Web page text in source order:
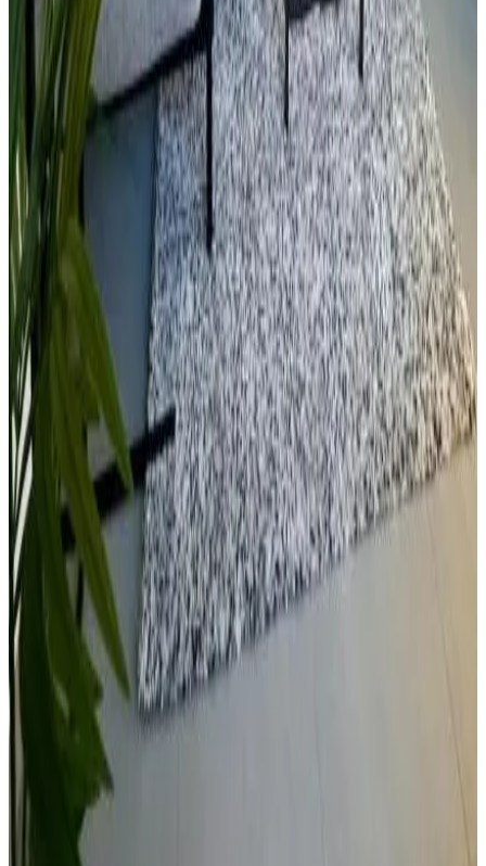
Parking
Parking
Aparcamiento (gratuito)
Parking en el alojamiento
Parking privado
Varios
Está prohibido fumar en todo el recinto
Aire acondicionado
Korean
Características
Aparcamiento (gratuito)
Está prohibido fumar en todo el recinto
Wifi (gratuito)
Más características
Condiciones
Hora de llegada
15:00 - 18:00
Hora de salida
08:00 - 12:00
Método de pago en el alojamiento
Efectivo
Paga tu reserva
Pago en el alojamiento
Animales de compañía
No se permiten animales de compañía
Restricciones de edad
La edad mínima para hacer el check-in es de 18 años
Niños y camas supletorias
Niños de todas las edades son bienvenidos.
Los detalles sobre niños y camas supletorias se pueden encontrar en
la información de la habitación.